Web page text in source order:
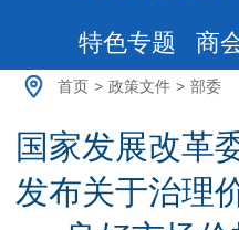
特色专题 商
首页 > 政策文件 > 部委
国家发展改革
发布关于治理